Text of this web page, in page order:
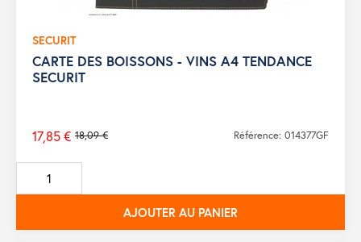
SECURIT
CARTE DES BOISSONS - VINS A4 TENDANCE
SECURIT
Prix
de
base
18,09 €
17,85 € Référence: 014377GF
AJOUTER AU PANIER